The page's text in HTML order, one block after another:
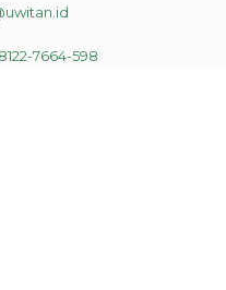
7664-598